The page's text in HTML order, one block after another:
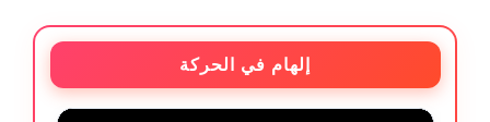
إلهام في الحركة